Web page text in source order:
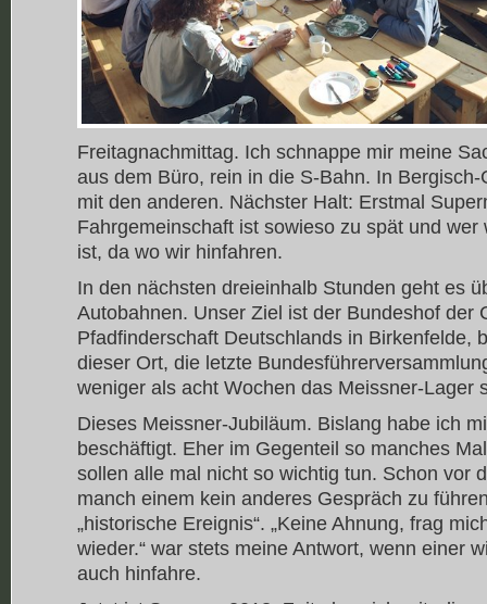
Freitagnachmittag. Ich schnappe mir meine
aus dem Büro, rein in die S-Bahn. In
mit den anderen. Nächster Halt: Erstmal
Fahrgemeinschaft ist sowieso zu spät und
ist, da wo wir hinfahren.
In den nächsten dreieinhalb Stunden geht es
Autobahnen. Unser Ziel ist der Bundeshof der
Pfadfinderschaft Deutschlands in Birkenfelde,
dieser Ort, die letzte
weniger als acht Wochen das Meissner-Lager
Dieses Meissner-Jubiläum. Bislang habe ich
beschäftigt. Eher im Gegenteil so manches
sollen alle mal nicht so wichtig tun. Schon vor
manch einem kein anderes Gespräch zu
„historische Ereignis“. „Keine Ahnung, frag
wieder.“ war stets meine Antwort, wenn einer
auch hinfahre.